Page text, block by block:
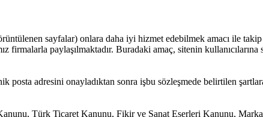
sayfalar) onlara daha iyi hizmet edebilmek amacı ile
paylaşılmaktadır. Buradaki amaç, sitenin
posta adresini onayladıktan sonra işbu sözleşmede belirtilen
Türk Ticaret Kanunu, Fikir ve Sanat Eserleri Kanunu,